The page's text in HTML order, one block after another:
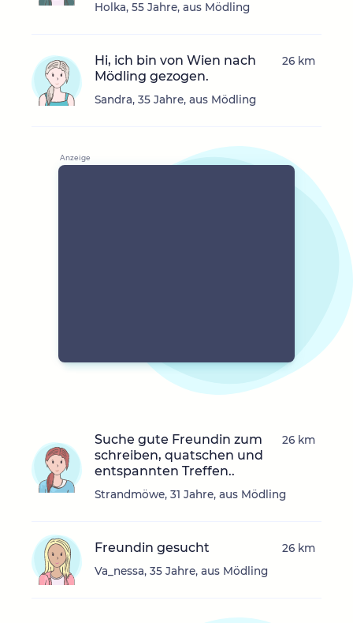
Holka, 55 Jahre, aus Mödling
Hi, ich bin von Wien nach
Mödling gezogen.
Sandra, 35 Jahre, aus Mödling
26 km
Suche gute Freundin zum
schreiben, quatschen und
entspannten Treffen..
Strandmöwe, 31 Jahre, aus Mödling
26 km
Freundin gesucht
Va_nessa, 35 Jahre, aus Mödling
26 km